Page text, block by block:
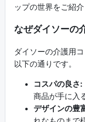
ップの世界をご紹介
なぜダイソーの
ダイソーの介護用
以下の通りです。
コスパの良さ:
商品が手に入
デザインの豊